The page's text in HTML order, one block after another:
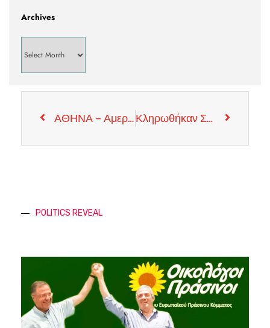
Archives
ΑΘΗΝΑ – Αμερικανός Πρέσβης – Το Μπαλάκι Στα Χεριά Της Αγκύρας Κληρωθήκαν Σήμερα Οι 260 Άνεργοι Που Θα συνδράμουν Στην Εποπτεία για περιορισμό της Εξάπλωσης Του κορωνοϊού
POLITICS REVEAL